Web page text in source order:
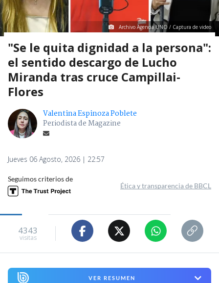
Archivo Agencia UNO / Captura de video
"Se le quita dignidad a la persona":
el sentido descargo de Lucho
Miranda tras cruce Campillai-
Flores
Valentina Espinoza Poblete
Periodista de Magazine
Jueves 06 Agosto, 2026 | 22:57
Seguimos criterios de
Ética y transparencia de BBCL
4343
visitas
VER RESUMEN